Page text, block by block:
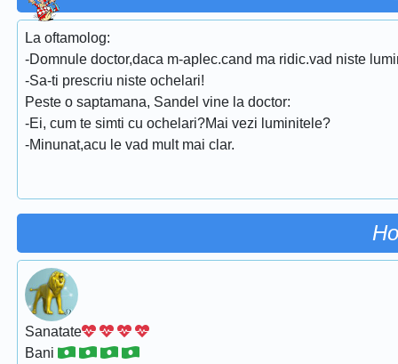
La oftamolog:
-Domnule doctor,daca m-aplec.cand ma ridic.vad niste
-Sa-ti prescriu niste ochelari!
Peste o saptamana, Sandel vine la doctor:
-Ei, cum te simti cu ochelari?Mai vezi luminitele?
-Minunat,acu le vad mult mai clar.
Sanatate
Bani